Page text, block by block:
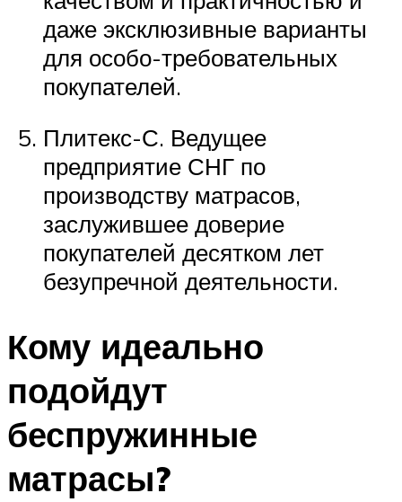
даже эксклюзивные варианты
для особо-требовательных
покупателей.
Плитекс-С. Ведущее
предприятие СНГ по
производству матрасов,
заслужившее доверие
покупателей десятком лет
безупречной деятельности.
Кому идеально
подойдут
беспружинные
матрасы?